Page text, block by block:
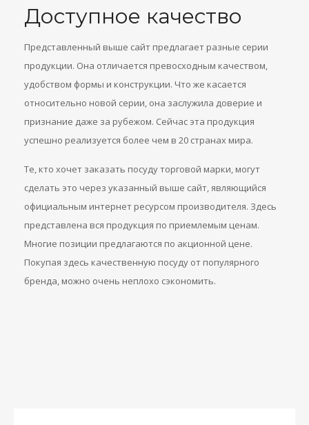
Доступное качество
Представленный выше сайт предлагает разные серии
продукции. Она отличается превосходным качеством,
удобством формы и конструкции. Что же касается
относительно новой серии, она заслужила доверие и
признание даже за рубежом. Сейчас эта продукция
успешно реализуется более чем в 20 странах мира.
Те, кто хочет заказать посуду торговой марки, могут
сделать это через указанный выше сайт, являющийся
официальным интернет ресурсом производителя. Здесь
представлена вся продукция по приемлемым ценам.
Многие позиции предлагаются по акционной цене.
Покупая здесь качественную посуду от популярного
бренда, можно очень неплохо сэкономить.